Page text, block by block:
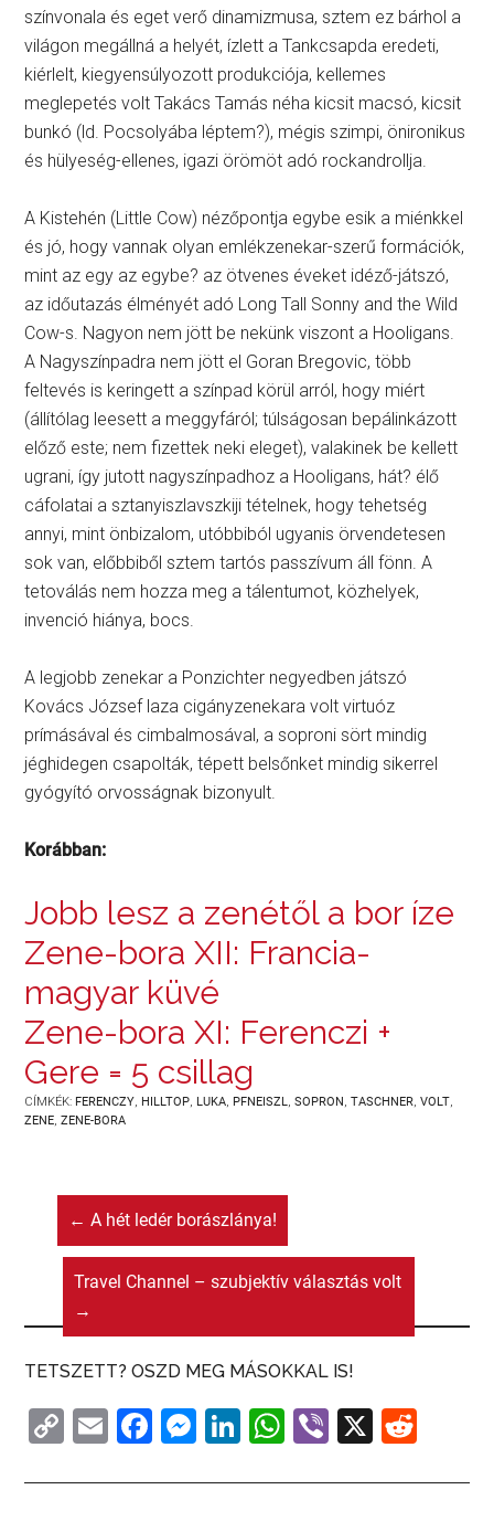
színvonala és eget verő dinamizmusa, sztem ez bárhol a
világon megállná a helyét, ízlett a Tankcsapda eredeti,
kiérlelt, kiegyensúlyozott produkciója, kellemes
meglepetés volt Takács Tamás néha kicsit macsó, kicsit
bunkó (ld. Pocsolyába léptem?), mégis szimpi, önironikus
és hülyeség-ellenes, igazi örömöt adó rockandrollja.
A Kistehén (Little Cow) nézőpontja egybe esik a miénkkel
és jó, hogy vannak olyan emlékzenekar-szerű formációk,
mint az egy az egybe? az ötvenes éveket idéző-játszó,
az időutazás élményét adó Long Tall Sonny and the Wild
Cow-s. Nagyon nem jött be nekünk viszont a Hooligans.
A Nagyszínpadra nem jött el Goran Bregovic, több
feltevés is keringett a színpad körül arról, hogy miért
(állítólag leesett a meggyfáról; túlságosan bepálinkázott
előző este; nem fizettek neki eleget), valakinek be kellett
ugrani, így jutott nagyszínpadhoz a Hooligans, hát? élő
cáfolatai a sztanyiszlavszkiji tételnek, hogy tehetség
annyi, mint önbizalom, utóbbiból ugyanis örvendetesen
sok van, előbbiből sztem tartós passzívum áll fönn. A
tetoválás nem hozza meg a tálentumot, közhelyek,
invenció hiánya, bocs.
A legjobb zenekar a Ponzichter negyedben játszó
Kovács József laza cigányzenekara volt virtuóz
prímásával és cimbalmosával, a soproni sört mindig
jéghidegen csapolták, tépett belsőnket mindig sikerrel
gyógyító orvosságnak bizonyult.
Korábban:
Jobb lesz a zenétől a bor íze
Zene-bora XII: Francia-
magyar küvé
Zene-bora XI: Ferenczi +
Gere = 5 csillag
CÍMKÉK: FERENCZY, HILLTOP, LUKA, PFNEISZL,SOPRON,TASCHNER,VOLT,
ZENE,ZENE-BORA
← A hét ledér borászlánya!
Travel Channel – szubjektív választás volt
→
TETSZETT? OSZD MEG MÁSOKKAL IS!
C
p
E
ai
F
c
M
s
Li
k
W
at
Vi
er
X
d